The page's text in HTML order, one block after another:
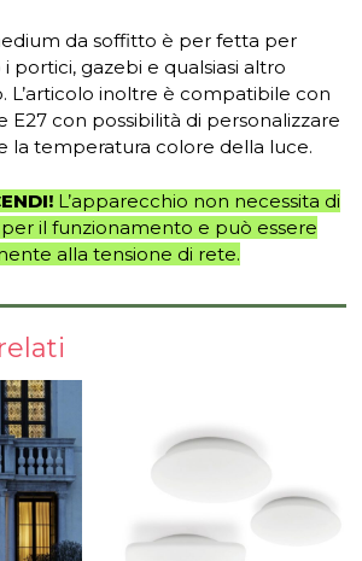
da soffitto è per fetta per
portici, gazebi e qualsiasi altro
L’articolo inoltre è compatibile con
con possibilità di personalizzare
la temperatura colore della luce.
L’apparecchio non necessita di
il funzionamento e può essere
alla tensione di rete.